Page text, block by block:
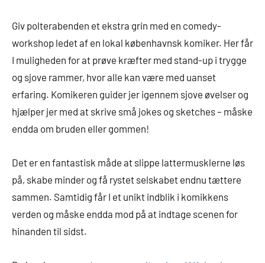
Giv polterabenden et ekstra grin med en comedy-
workshop ledet af en lokal københavnsk komiker. Her får
I muligheden for at prøve kræfter med stand-up i trygge
og sjove rammer, hvor alle kan være med uanset
erfaring. Komikeren guider jer igennem sjove øvelser og
hjælper jer med at skrive små jokes og sketches – måske
endda om bruden eller gommen!
Det er en fantastisk måde at slippe lattermusklerne løs
på, skabe minder og få rystet selskabet endnu tættere
sammen. Samtidig får I et unikt indblik i komikkens
verden og måske endda mod på at indtage scenen for
hinanden til sidst.